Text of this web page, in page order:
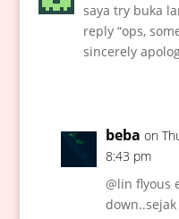
saya try buka
reply “ops,
sincerely
beba on
8:43 pm
@lin flyous